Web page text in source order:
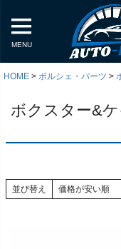
MENU
HOME ポルシェ・パーツ
ボクスター&
並び替え 価格が安い順